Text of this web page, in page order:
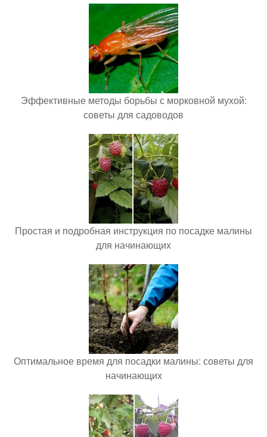
Эффективные методы борьбы с морковной мухой:
советы для садоводов
Простая и подробная инструкция по посадке малины
для начинающих
Оптимальное время для посадки малины: советы для
начинающих